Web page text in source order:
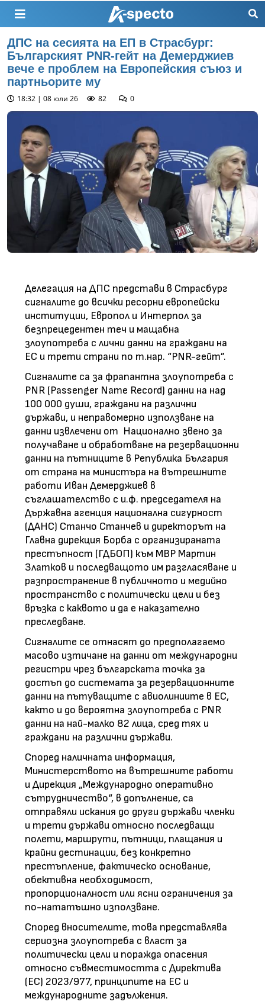
ДПС на сесията на ЕП в Страсбург:
Българският PNR-гейт на Демерджиев
вече е проблем на Европейския съюз и
партньорите му
18:32 | 08 юли 26 82 0
Делегация на ДПС представи в Страсбург
сигналите до всички ресорни европейски
институции, Европол и Интерпол за
безпрецедентен теч и мащабна
злоупотреба с лични данни на граждани на
ЕС и трети страни по т.нар. “PNR-гейт”.
Сигналите са за фрапантна злоупотреба с
PNR (Passenger Name Record) данни на над
100 000 души, граждани на различни
държави, и неправомерно използване на
данни извлечени от Национално звено за
получаване и обработване на резервационни
данни на пътниците в Република България
от страна на министъра на вътрешните
работи Иван Демерджиев в
съглашателство с и.ф. председателя на
Държавна агенция национална сигурност
(ДАНС) Станчо Станчев и директорът на
Главна дирекция Борба с организираната
престъпност (ГДБОП) към МВР Мартин
Златков и последващото им разгласяване и
разпространение в публичното и медийно
пространство с политически цели и без
връзка с каквото и да е наказателно
преследване.
Сигналите се отнасят до предполагаемо
масово изтичане на данни от международни
регистри чрез българската точка за
достъп до системата за резервационните
данни на пътуващите с авиолиниите в ЕС,
както и до вероятна злоупотреба с PNR
данни на най-малко 82 лица, сред тях и
граждани на различни държави.
Според наличната информация,
Министерството на вътрешните работи
и Дирекция „Международно оперативно
сътрудничество“, в допълнение, са
отправяли искания до други държави членки
и трети държави относно последващи
полети, маршрути, пътници, плащания и
крайни дестинации, без конкретно
престъпление, фактическо основание,
обективна необходимост,
пропорционалност или ясни ограничения за
по-нататъшно използване.
Според вносителите, това представлява
сериозна злоупотреба с власт за
политически цели и поражда опасения
относно съвместимостта с Директива
(ЕС) 2023/977, принципите на ЕС и
международните задължения.